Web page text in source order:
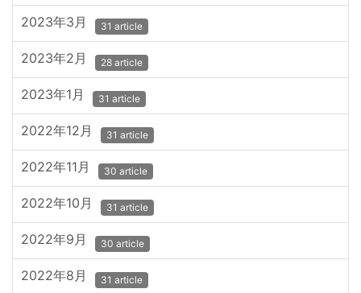
2023年3月 31 article
2023年2月 28 article
2023年1月 31 article
2022年12月 31 article
2022年11月 30 article
2022年10月 31 article
2022年9月 30 article
2022年8月 31 article